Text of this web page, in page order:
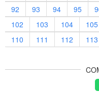
92
93 94 95
102
103 104 105
110
111 112 113